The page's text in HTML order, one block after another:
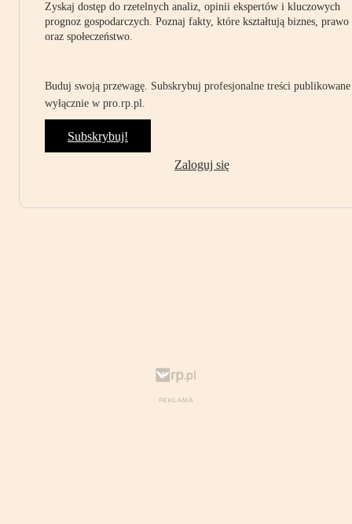
Zyskaj dostęp do rzetelnych analiz, opinii ekspertów i kluczowych
prognoz gospodarczych. Poznaj fakty, które kształtują biznes, prawo
oraz społeczeństwo.
Buduj swoją przewagę. Subskrybuj profesjonalne treści publikowane
wyłącznie w pro.rp.pl.
Subskrybuj!
Zaloguj się